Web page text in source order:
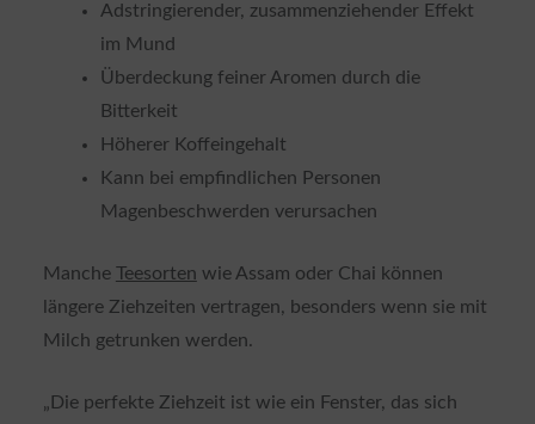
Adstringierender, zusammenziehender Effekt
im Mund
Überdeckung feiner Aromen durch die
Bitterkeit
Höherer Koffeingehalt
Kann bei empfindlichen Personen
Magenbeschwerden verursachen
Manche Teesorten wie Assam oder Chai können
längere Ziehzeiten vertragen, besonders wenn sie mit
Milch getrunken werden.
„Die perfekte Ziehzeit ist wie ein Fenster, das sich